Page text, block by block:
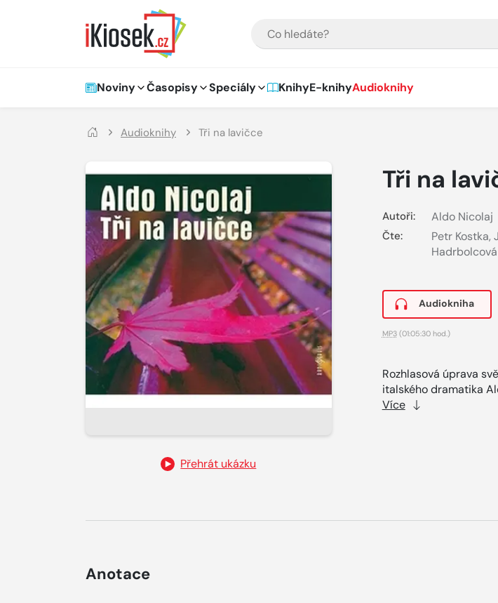
Hlavní navigace
Noviny Časopisy Speciály KnihyE-knihyAudioknihy
Audioknihy Tři na lavičce
Přehrát ukázku
Tři na
Autoři: Aldo Nicolaj
Čte: Petr Kostka,
Hadrbolcová
Audiokniha
MP3(01:05:30 hod.)
Rozhlasová úprava
italského dramatika
Více
Anotace